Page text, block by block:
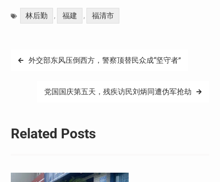
林后勤 , 福建 , 福清市
文
外交部东风压倒西方，警察顶替民众成“坚守者”
党国国庆第五天，残疾访民刘炳同遭伪军抢劫
Related Posts